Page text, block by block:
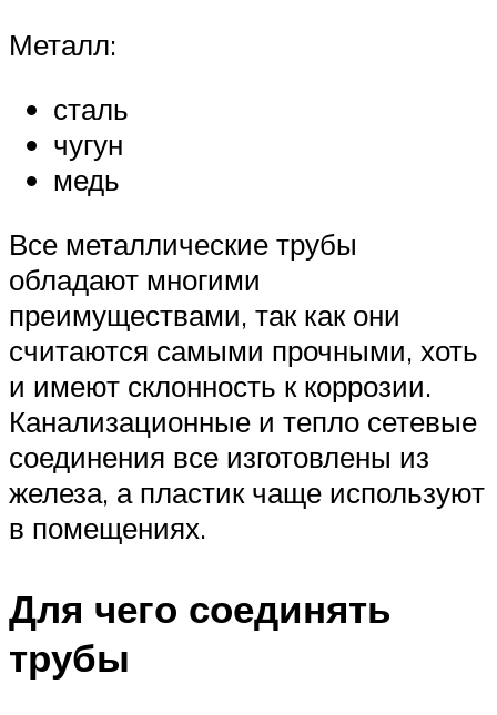
Металл:
сталь
чугун
медь
Все металлические трубы
обладают многими
преимуществами, так как они
считаются самыми прочными, хоть
и имеют склонность к коррозии.
Канализационные и тепло сетевые
соединения все изготовлены из
железа, а пластик чаще используют
в помещениях.
Для чего соединять
трубы